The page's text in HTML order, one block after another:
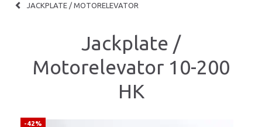
JACKPLATE / MOTORELEVATOR
Jackplate /
Motorelevator 10-200
HK
-42%